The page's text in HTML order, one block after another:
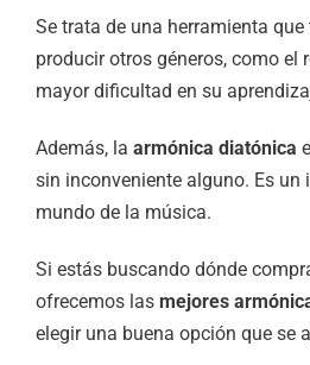
Se trata de una herramienta
producir otros géneros, como el
mayor dificultad en su
Además, la armónica diatónica
sin inconveniente alguno. Es un
mundo de la música.
Si estás buscando dónde
ofrecemos las mejores
elegir una buena opción que se